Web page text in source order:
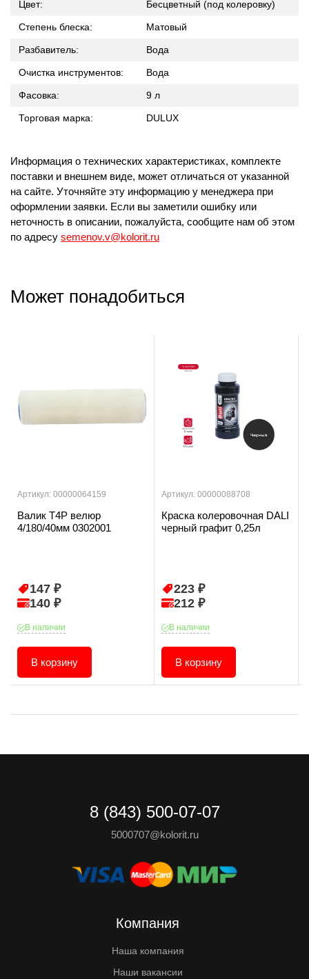
Цвет: Бесцветный (под колеровку)
Степень блеска: Матовый
Разбавитель: Вода
Очистка инструментов: Вода
Фасовка: 9 л
Торговая марка: DULUX
Информация о технических характеристиках, комплекте
поставки и внешнем виде, может отличаться от указанной
на сайте. Уточняйте эту информацию у менеджера при
оформлении заявки. Если вы заметили ошибку или
неточность в описании, пожалуйста, сообщите нам об этом
по адресу semenov.v@kolorit.ru
Может понадобиться
Артикул: 00000064159
Валик T4P велюр
4/180/40мм 0302001
147 ₽
140 ₽
В наличии
В корзину
Артикул: 00000088708
Краска колеровочная DALI
черный графит 0,25л
223 ₽
212 ₽
В наличии
В корзину
8 (843) 500-07-07
5000707@kolorit.ru
Компания
Наша компания
Наши вакансии